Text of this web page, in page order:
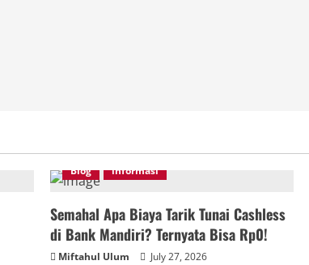
Blog informasi
Semahal Apa Biaya Tarik Tunai Cashless
di Bank Mandiri? Ternyata Bisa Rp0!
Miftahul Ulum July 27, 2026